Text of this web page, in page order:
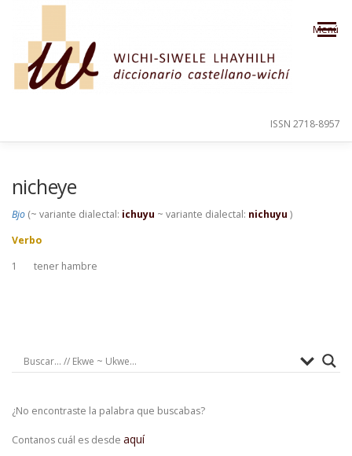
Saltar al contenido
Menú
ISSN 2718-8957
nicheye
Bjo (~ variante dialectal: ichuyu ~ variante dialectal: nichuyu )
Verbo
1
tener hambre
¿No encontraste la palabra que buscabas?
Contanos cuál es desde aquí